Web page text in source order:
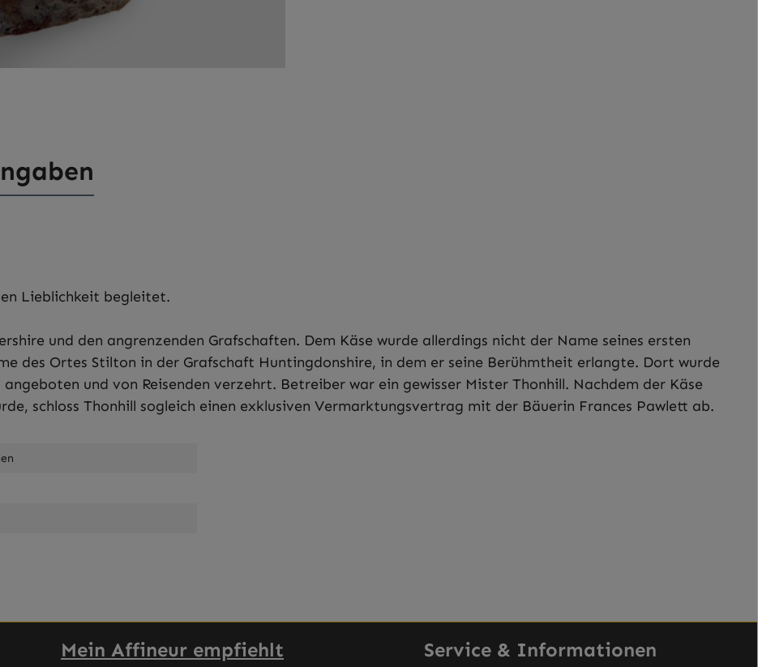
Lieblichkeit begleitet.
und den angrenzenden Grafschaften. Dem Käse wurde allerdings nicht der Name seines ersten
des Ortes Stilton in der Grafschaft Huntingdonshire, in dem er seine Berühmtheit erlangte. Dort wurde
und von Reisenden verzehrt. Betreiber war ein gewisser Mister Thonhill. Nachdem der Käse
schloss Thonhill sogleich einen exklusiven Vermarktungsvertrag mit der Bäuerin Frances Pawlett ab.
Mein Affineur empfiehlt Service & Informationen